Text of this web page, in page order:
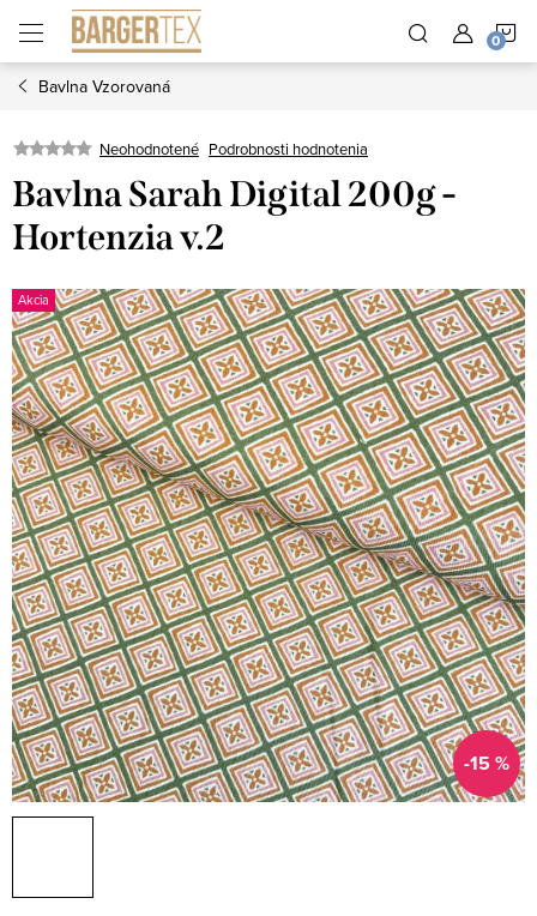
obsah
Bavlna Vzorovaná
Neohodnotené Podrobnosti hodnotenia
Bavlna Sarah Digital 200g -
Hortenzia v.2
Akcia
-15 %